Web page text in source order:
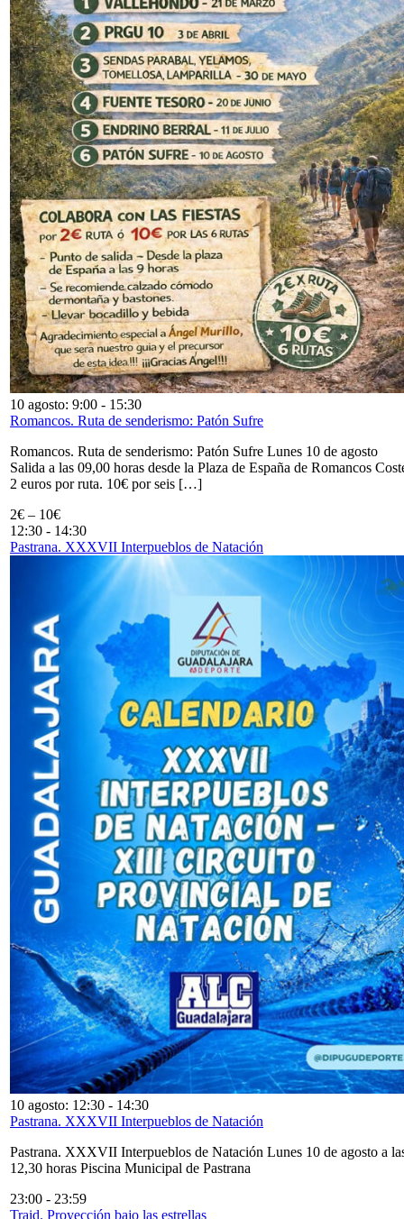
10 agosto: 9:00 - 15:30
Romancos. Ruta de senderismo: Patón Sufre
Romancos. Ruta de senderismo: Patón Sufre Lunes 10 de agosto
Salida a las 09,00 horas desde la Plaza de España de Romancos
2 euros por ruta. 10€ por seis […]
2€ – 10€
12:30 - 14:30
Pastrana. XXXVII Interpueblos de Natación
10 agosto: 12:30 - 14:30
Pastrana. XXXVII Interpueblos de Natación
Pastrana. XXXVII Interpueblos de Natación Lunes 10 de agosto a
12,30 horas Piscina Municipal de Pastrana
23:00 - 23:59
Traid. Proyección bajo las estrellas